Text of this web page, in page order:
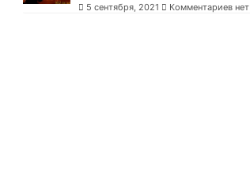
5 сентября, 2021 Комментариев нет